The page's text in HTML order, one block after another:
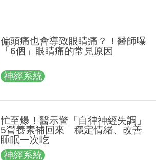
偏頭痛也會導致眼睛痛？！醫師曝
「6個」眼睛痛的常見原因
神經系統
忙⾄爆！醫示警「自律神經失調」
5營養素補回來 穩定情緒、改善
睡眠一次吃
神經系統